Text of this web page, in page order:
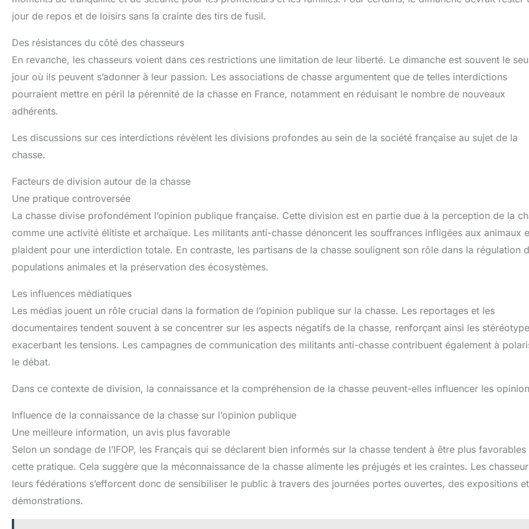
jour de repos et de loisirs sans la crainte des tirs de fusil.
Des résistances du côté des chasseurs
En revanche, les chasseurs voient dans ces restrictions une limitation de leur liberté. Le dimanche est souvent le
jour où ils peuvent s’adonner à leur passion. Les associations de chasse argumentent que de telles interdictions
pourraient mettre en péril la pérennité de la chasse en France, notamment en réduisant le nombre de nouveaux
adhérents.
Les discussions sur ces interdictions révèlent les divisions profondes au sein de la société française au sujet de la
chasse.
Facteurs de division autour de la chasse
Une pratique controversée
La chasse divise profondément l’opinion publique française. Cette division est en partie due à la perception de la
comme une activité élitiste et archaïque. Les militants anti-chasse dénoncent les souffrances infligées aux animaux
plaident pour une interdiction totale. En contraste, les partisans de la chasse soulignent son rôle dans la régulation
populations animales et la préservation des écosystèmes.
Les influences médiatiques
Les médias jouent un rôle crucial dans la formation de l’opinion publique sur la chasse. Les reportages et les
documentaires tendent souvent à se concentrer sur les aspects négatifs de la chasse, renforçant ainsi les
exacerbant les tensions. Les campagnes de communication des militants anti-chasse contribuent également à
le débat.
Dans ce contexte de division, la connaissance et la compréhension de la chasse peuvent-elles influencer les
Influence de la connaissance de la chasse sur l’opinion publique
Une meilleure information, un avis plus favorable
Selon un sondage de l’IFOP, les Français qui se déclarent bien informés sur la chasse tendent à être plus favorables
cette pratique. Cela suggère que la méconnaissance de la chasse alimente les préjugés et les craintes. Les
leurs fédérations s’efforcent donc de sensibiliser le public à travers des journées portes ouvertes, des expositions
démonstrations.